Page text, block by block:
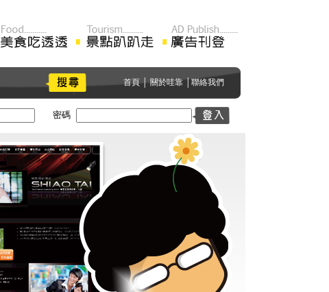
首頁│關於哇靠│ 聯絡我們
密碼